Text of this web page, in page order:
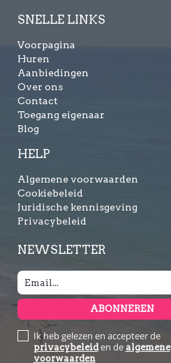
SNELLE LINKS
Voorpagina
Huren
Aanbiedingen
Over ons
Contact
Toegang eigenaar
Blog
HELP
Algemene voorwaarden
Cookiebeleid
Juridische kennisgeving
Privacybeleid
NEWSLETTER
Ik heb gelezen en accepteer de
privacybeleiden de algemene
voorwaarden